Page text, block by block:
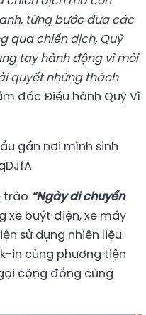
từng bước đưa các
qua chiến dịch, Quỹ
tay hành động vì môi
quyết những thách
đốc Điều hành Quỹ Vì
gần nơi mình sinh
trào “Ngày di chuyển
xe buýt điện, xe máy
sử dụng nhiên liệu
in cùng phương tiện
cộng đồng cùng